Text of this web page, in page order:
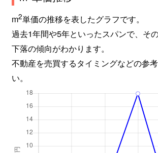
m2単価の推移を表したグラフです。
過去1年間や5年といったスパンで、そ
下落の傾向がわかります。
不動産を売買するタイミングなどの参
い。